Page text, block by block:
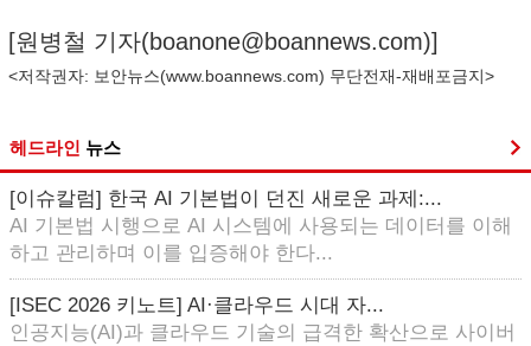
[원병철 기자(boanone@boannews.com)]
<저작권자: 보안뉴스(www.boannews.com) 무단전재-재배포금지>
헤드라인 뉴스
[이슈칼럼] 한국 AI 기본법이 던진 새로운 과제:...
AI 기본법 시행으로 AI 시스템에 사용되는 데이터를 이해
하고 관리하며 이를 입증해야 한다...
[ISEC 2026 키노트] AI·클라우드 시대 자...
인공지능(AI)과 클라우드 기술의 급격한 확산으로 사이버